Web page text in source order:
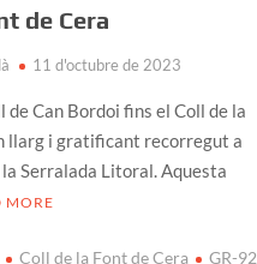
de Cera
11 d'octubre de 2023
de Can Bordoi fins el Coll de la
llarg i gratificant recorregut a
Serralada Litoral. Aquesta
MORE
Coll de la Font de Cera
GR-92